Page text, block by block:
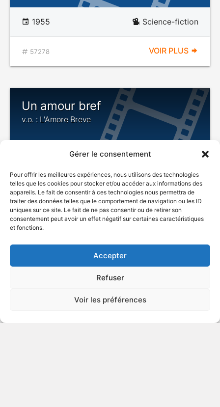
Gérer le consentement
Pour offrir les meilleures expériences, nous utilisons des technologies
telles que les cookies pour stocker et/ou accéder aux informations des
appareils. Le fait de consentir à ces technologies nous permettra de
traiter des données telles que le comportement de navigation ou les ID
uniques sur ce site. Le fait de ne pas consentir ou de retirer son
consentement peut avoir un effet négatif sur certaines caractéristiques
et fonctions.
Accepter
Refuser
Voir les préférences
1955 Science-fiction
57278 VOIR PLUS
Un amour bref
v.o. : L'Amore Breve
1969 Drame